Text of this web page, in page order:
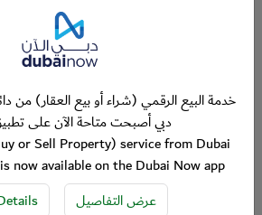
خدمة البيع الرقمي (شراء أو بيع العقار) من
دبي أصبحت متاحة الآن على
or Sell Property) service from Dubai
now available on the Dubai Now app
عرض التفاصيل